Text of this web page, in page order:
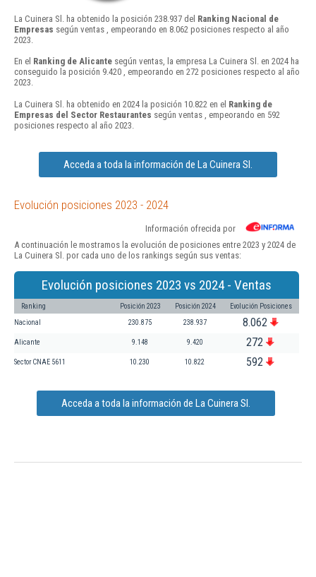
La Cuinera Sl. ha obtenido la posición 238.937 del Ranking Nacional de
Empresas según ventas , empeorando en 8.062 posiciones respecto al año
2023.
En el Ranking de Alicante según ventas, la empresa La Cuinera Sl. en 2024 ha
conseguido la posición 9.420 , empeorando en 272 posiciones respecto al año
2023.
La Cuinera Sl. ha obtenido en 2024 la posición 10.822 en el Ranking de
Empresas del Sector Restaurantes según ventas , empeorando en 592
posiciones respecto al año 2023.
Acceda a toda la información de La Cuinera Sl.
Evolución posiciones 2023 - 2024
Información ofrecida por
A continuación le mostramos la evolución de posiciones entre 2023 y 2024 de
La Cuinera Sl. por cada uno de los rankings según sus ventas:
Evolución posiciones 2023 vs 2024 - Ventas
Ranking Posición 2023 Posición 2024 Evolución Posiciones
Nacional 230.875 238.937 8.062
Alicante 9.148 9.420 272
Sector CNAE 5611 10.230 10.822 592
Acceda a toda la información de La Cuinera Sl.